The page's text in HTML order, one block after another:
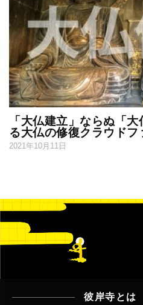
「大仏建立」ならぬ「
る大仏の修復クラウドフ
2021年10月11日
彼岸寺とは